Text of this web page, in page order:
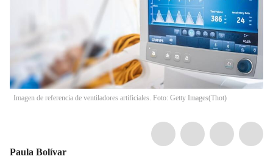
Imagen de referencia de ventiladores artificiales. Foto: Getty Images(Thot)
Paula Bolívar